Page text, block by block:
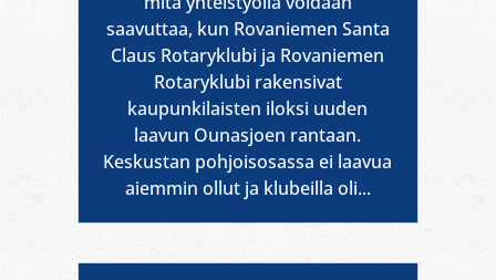
saavuttaa, kun Rovaniemen Santa
Claus Rotaryklubi ja Rovaniemen
Rotaryklubi rakensivat
kaupunkilaisten iloksi uuden
laavun Ounasjoen rantaan.
Keskustan pohjoisosassa ei laavua
aiemmin ollut ja klubeilla oli...